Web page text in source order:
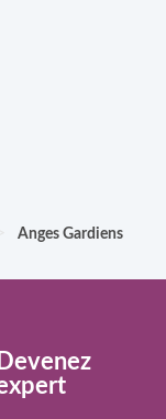
Anges Gardiens
Devenez